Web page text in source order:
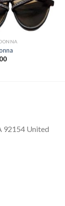
92154 United